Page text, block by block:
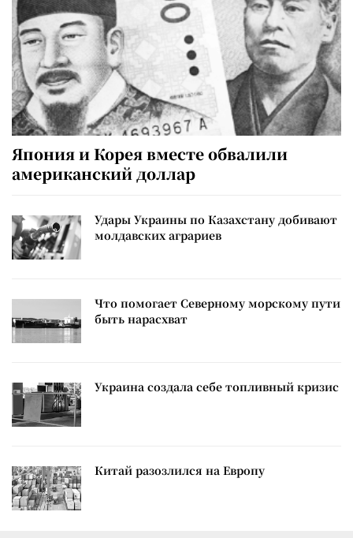
Япония и Корея вместе обвалили
американский доллар
Удары Украины по Казахстану добивают
молдавских аграриев
Что помогает Северному морскому пути
быть нарасхват
Украина создала себе топливный кризис
Китай разозлился на Европу